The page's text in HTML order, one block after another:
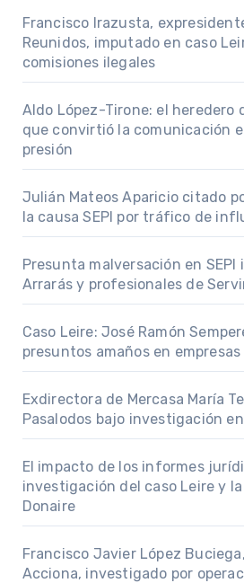
Francisco Irazusta,
Reunidos, imputado en caso
comisiones ilegales
Aldo López-Tirone: el heredero
que convirtió la comunicación
presión
Julián Mateos Aparicio citado
la causa SEPI por tráfico de
Presunta malversación en SEPI
Arrarás y profesionales de
Caso Leire: José Ramón
presuntos amaños en
Exdirectora de Mercasa María
Pasalodos bajo investigación en
El impacto de los informes
investigación del caso Leire y
Donaire
Francisco Javier López
Acciona, investigado por